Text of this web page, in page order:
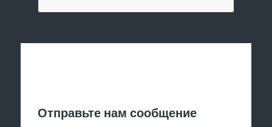
Отправьте нам сообщение